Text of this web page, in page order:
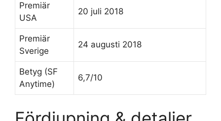
Premiär
USA
20 juli 2018
Premiär
Sverige
24 augusti 2018
Betyg (SF
Anytime)
6,7/10